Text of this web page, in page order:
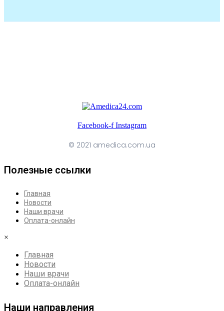
Facebook-f Instagram
© 2021 amedica.com.ua
Полезные ссылки
Главная
Новости
Наши врачи
Оплата-онлайн
×
Главная
Новости
Наши врачи
Оплата-онлайн
Наши направления